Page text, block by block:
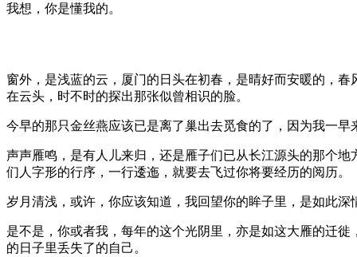
我想，你是懂我的。
窗外，是浅蓝的云，厦门的日头在初春，是晴好而安暖的，
在云头，时不时的探出那张似曾相识的脸。
今早的那只金丝燕应该已是离了巢出去觅食的了，因为我一
声声雁鸣，是有人儿来归，还是雁子们已从长江源头的那个
们人字形的行序，一行逶迤，就要去飞过你将要经历的阅历。
岁月清浅，或许，你应该知道，我回望你的眸子里，是如此深
是不是，你或者我，每年的这个光阴里，亦是如这大雁的迁
的日子里丢失了的自己。